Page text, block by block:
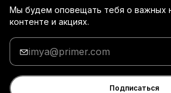
Мы будем оповещать тебя о важных
контенте и акциях.
Введи
адрес
электронной
почты
Подписаться